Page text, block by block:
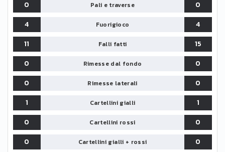
0 Pali e traverse
0
4
Fuorigioco
4
11
Falli fatti
15
0
Rimesse dal fondo
0
0
Rimesse laterali
0
1
Cartellini gialli
1
0
Cartellini rossi
0
0
Cartellini gialli + rossi
0